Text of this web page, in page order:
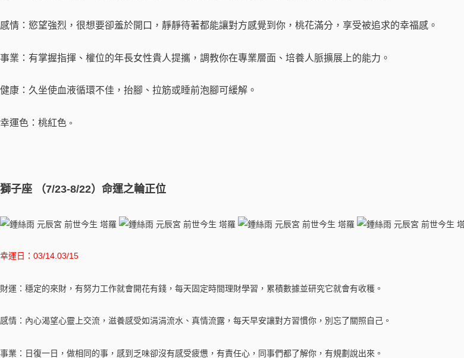
感情：慾望強烈，很想要卻羞於開口，靜靜待著都能讓對方感覺到你，桃花滿分，享受被追求的幸福感。
事業：有掌握指揮、權位的年長女性貴人提攜，調教你在專業層面、培養人脈擴展上的能力。
健康：久坐使血液循環不佳，抬腳、拉筋或睡前泡腳可緩解。
幸運色：桃紅色​ 。
獅子座 （7/23-8/22）命運之輪正位
幸運日：03/14.03/15
財運：穩定的來財，有努力工作就會開花有錢，每天固定時間理財學習，累積數據並研究它就會有收穫。
感情：內心渴望心靈上交流，滋養感受如涓涓流水、真情流露，每天早安讓對方習慣你，別忘了關照自己。
事業：日復一日，做相同的事，感到乏味卻沒有感受疲憊，有責任心，同事們都了解你，有規劃說出來。